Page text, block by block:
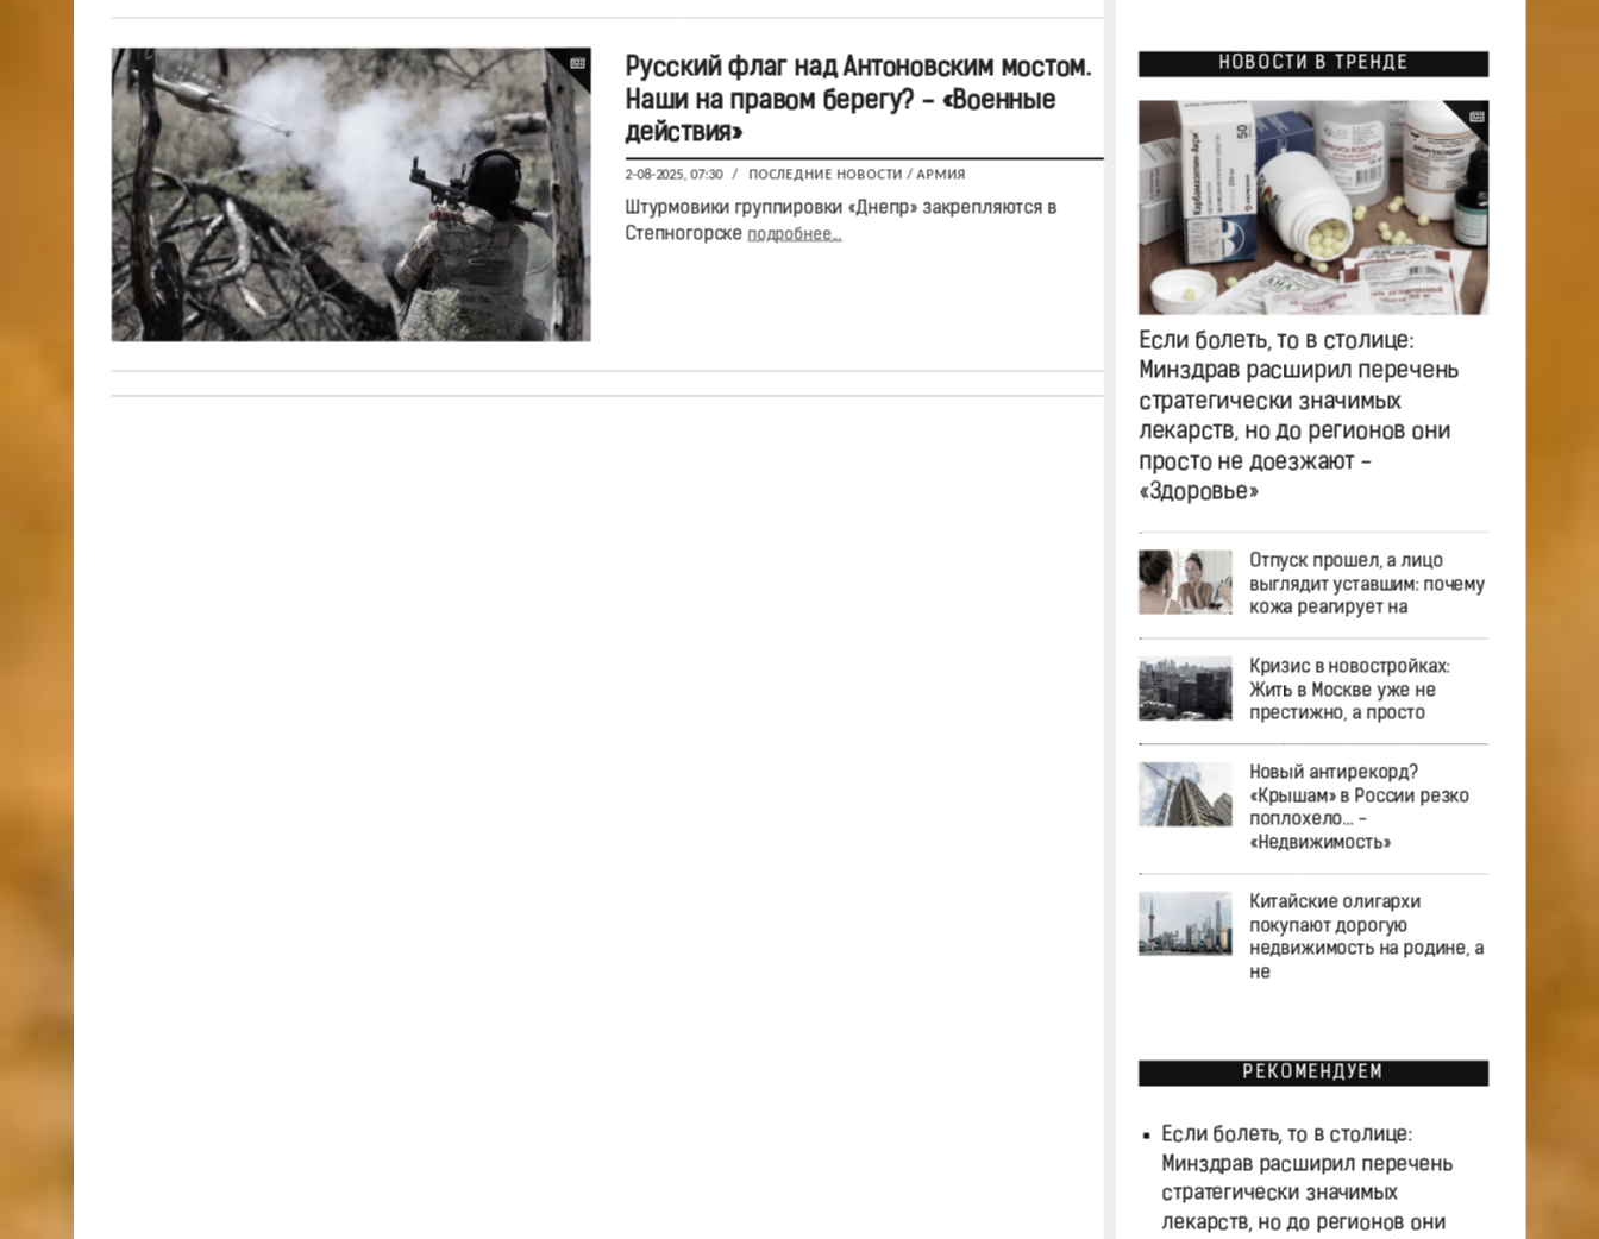
Русский флаг над Антоновским мостом.
Наши на правом берегу? - «Военные
действия»
2-08-2025, 07:30 / ПОСЛЕДНИЕ НОВОСТИ /АРМИЯ
Штурмовики группировки «Днепр» закрепляются в
Степногорске подробнее...
НОВОСТИ В ТРЕНДЕ
Если болеть, то в столице:
Минздрав расширил перечень
стратегически значимых
лекарств, но до регионов они
просто не доезжают -
«Здоровье»
Отпуск прошел, а лицо
выглядит уставшим: почему
кожа реагирует на
Кризис в новостройках:
Жить в Москве уже не
престижно, а просто
Новый антирекорд?
«Крышам» в России резко
поплохело… -
«Недвижимость»
Китайские олигархи
покупают дорогую
недвижимость на родине, а
не
РЕКОМЕНДУЕМ
Если болеть, то в столице:
Минздрав расширил перечень
стратегически значимых
лекарств, но до регионов они